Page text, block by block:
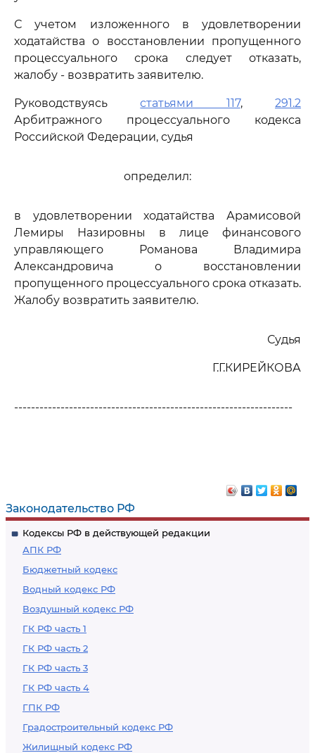
Законодательство РФ
Кодексы РФ в действующей редакции
АПК РФ
Бюджетный кодекс
Водный кодекс РФ
Воздушный кодекс РФ
ГК РФ часть 1
ГК РФ часть 2
ГК РФ часть 3
ГК РФ часть 4
ГПК РФ
Градостроительный кодекс РФ
Жилищный кодекс РФ
С учетом изложенного в удовлетворении
ходатайства о восстановлении пропущенного
процессуального срока следует отказать,
жалобу - возвратить заявителю.
Руководствуясьстатьями 117,291.2
Арбитражного процессуального кодекса
Российской Федерации, судья
определил:
в удовлетворении ходатайства Арамисовой
Лемиры Назировны в лице финансового
управляющего Романова Владимира
Александровича о восстановлении
пропущенного процессуального срока отказать.
Жалобу возвратить заявителю.
Судья
Г.Г.КИРЕЙКОВА
------------------------------------------------------------------